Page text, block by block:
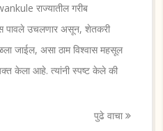
राज्यातील गरीब
पावले उचलणार असून, शेतकरी
जाईल, असा ठाम विश्वास महसूल
केला आहे. त्यांनी स्पष्ट केले की
पुढे वाचा